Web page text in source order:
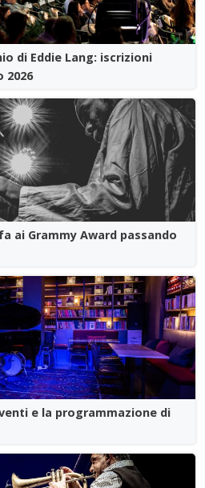
di Eddie Lang: iscrizioni
2026
ai Grammy Award passando
e la programmazione di